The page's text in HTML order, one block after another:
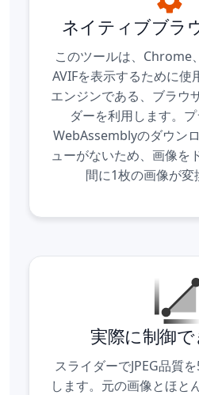
ネイティブブラ
このツールは、Chrome
AVIFを表示するために使
エンジンである、ブラウ
ダーを利用します。
WebAssemblyのダウン
ューがないため、画像を
間に1枚の画像が変
実際に制御
スライダーでJPEG品質
します。元の画像とほと